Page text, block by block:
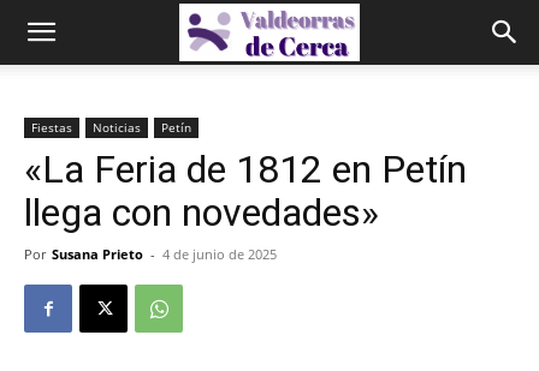
Fiestas Noticias Petín
«La Feria de 1812 en Petín
llega con novedades»
Por Susana Prieto - 4 de junio de 2025